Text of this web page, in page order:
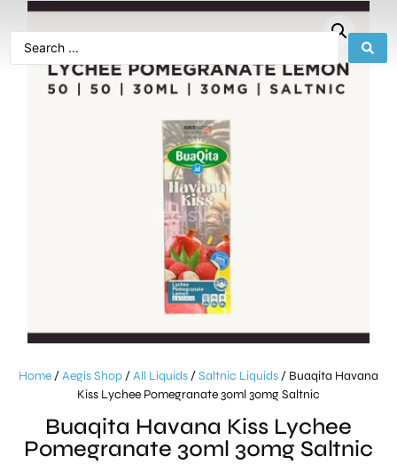
Home /Aegis Shop /All Liquids /Saltnic Liquids / Buaqita Havana
Kiss Lychee Pomegranate 30ml 30mg Saltnic
Buaqita Havana Kiss Lychee
Pomegranate 30ml 30mg Saltnic